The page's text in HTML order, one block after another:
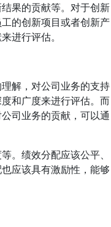
果的贡献等。对于创新
的创新项目或者创新产
进行评估。
解，对公司业务的支持
和广度来进行评估。而
司业务的贡献，可以通
。绩效分配应该公平、
应该具有激励性，能够